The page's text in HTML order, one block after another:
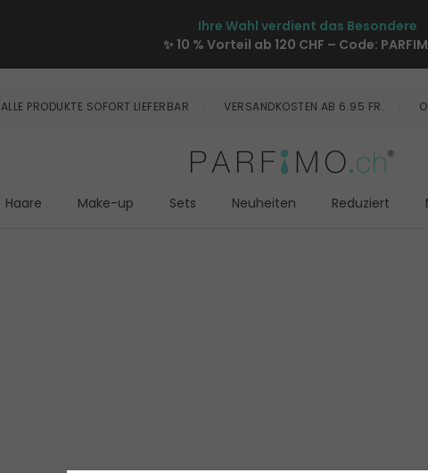
Ihre Wahl verdient das Besondere
✨ 10 % Vorteil ab 120 CHF – Code:
ALLE PRODUKTE SOFORT LIEFERBAR VERSANDKOSTEN AB 6.95 FR.
Haare Make-up Sets Neuheiten Reduziert